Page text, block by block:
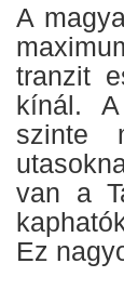
A
tranzit
kínál. A
szinte
van a
Ez